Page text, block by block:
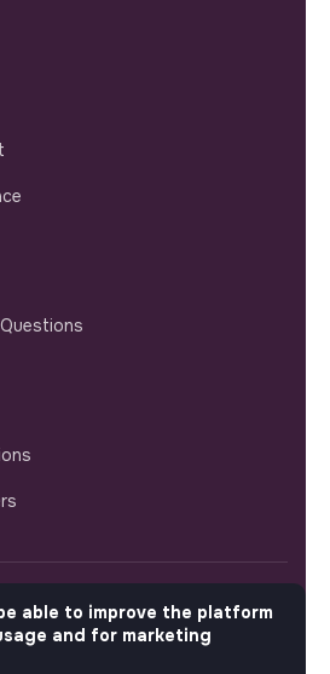
able to improve the platform
and for marketing